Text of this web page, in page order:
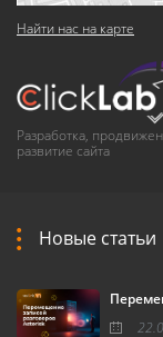
Найти нас на карте
Разработка,
развитие сайта
Новые статьи